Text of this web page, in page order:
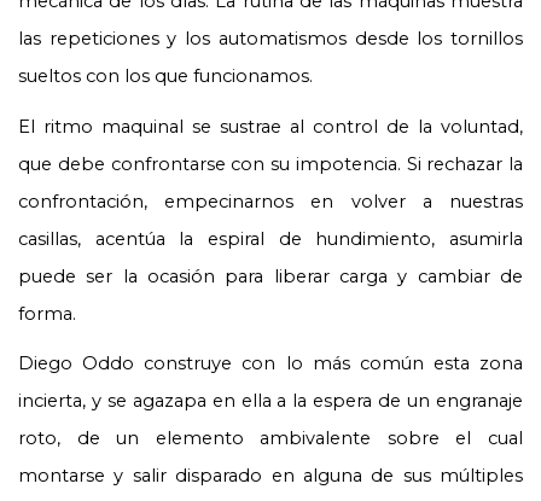
las repeticiones y los automatismos desde los tornillos
sueltos con los que funcionamos.
El ritmo maquinal se sustrae al control de la voluntad,
que debe confrontarse con su impotencia. Si rechazar la
confrontación, empecinarnos en volver a nuestras
casillas, acentúa la espiral de hundimiento, asumirla
puede ser la ocasión para liberar carga y cambiar de
forma.
Diego Oddo construye con lo más común esta zona
incierta, y se agazapa en ella a la espera de un engranaje
roto, de un elemento ambivalente sobre el cual
montarse y salir disparado en alguna de sus múltiples